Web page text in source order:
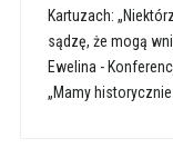
Kartuzach:
sądzę, że mogą
Ewelina -
„Mamy